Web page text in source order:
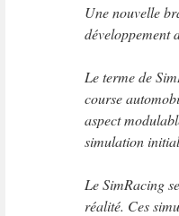
Une nouvelle
développement
Le terme de
course
aspect
simulation
Le SimRacing
réalité. Ces